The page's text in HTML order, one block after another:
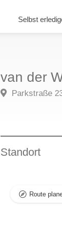
Selbst
van der
Parkstraße
Standort
Route